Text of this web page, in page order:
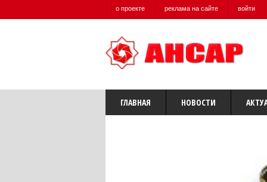
о проекте реклама на сайте войти
ГЛАВНАЯ НОВОСТИ